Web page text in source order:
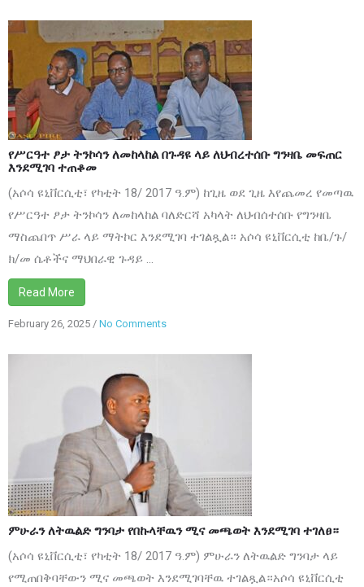
የሥርዓተ ፆታ ትንኮሳን ለመከላከል በጉዳዩ ላይ ለህብረተሰቡ ግንዛቤ መፍጠር
እንደሚገባ ተጠቆመ
(አሶሳ ዩኒቨርሲቲ፣ የካቲት 18/ 2017 ዓ.ም) ከጊዜ ወደ ጊዜ እየጨመረ የመጣዉ
የሥርዓተ ፆታ ትንኮሳን ለመከላከል ባለድርሻ አካላት ለህብሰተሰቡ የግንዛቤ
ማስጨበጥ ሥራ ላይ ማትኮር እንደሚገባ ተገልጿል። አሶሳ ዩኒቨርሲቲ ከቤ/ጉ/
ክ/መ ሴቶችና ማህበራዊ ጉዳይ ...
Read More
February 26, 2025 / No Comments
የሥርዓተ
ፆታ
ትንኮሳን
ለመከላከል
በጉዳዩ
ግንዛቤ
ተጠቆመ
ምሁራን ለትዉልድ ግንባታ የበኩላቸዉን ሚና መጫወት እንደሚገባ ተገለፀ።
(አሶሳ ዩኒቨርሲቲ፣ የካቲት 18/ 2017 ዓ.ም) ምሁራን ለትዉልድ ግንባታ ላይ
የሚጠበቅባቸውን ሚና መጫወት እንደሚገባቸዉ ተገልጿል።አሶሳ ዩኒቨርሲቲ
የበኩላቸዉን
ሚና
መጫወት
እንደሚገባ
ተገለፀ።